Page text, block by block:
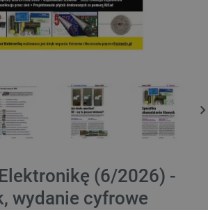
(6/2026) -
wydanie cyfrowe